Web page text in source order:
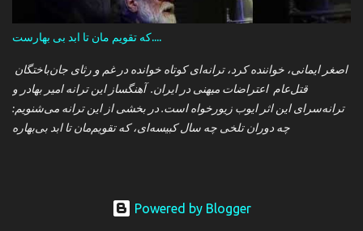
که تقویم مان تا ابد بی بهارست....
قتل‌عام اعتراضات میهنی در ایران. آهنگساز این ترانه امیر بهادر و
ترانه‌سرای این اثر ایوب زیورخواه است. در بخشی از این ترانه می‌شنویم:
چه دوران تلخی چه سال کبیسه‌ای، که تقویم‌مان تا ابد بی‌بهاره
Powered by Blogger